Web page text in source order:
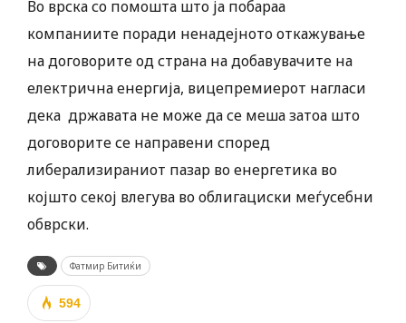
Во врска со помошта што ја побараа
компаниите поради ненадејното откажување
на договорите од страна на добавувачите на
електрична енергија, вицепремиерот нагласи
дека државата не може да се меша затоа што
договорите се направени според
либерализираниот пазар во енергетика во
којшто секој влегува во облигациски меѓусебни
обврски.
Фатмир Битиќи
594